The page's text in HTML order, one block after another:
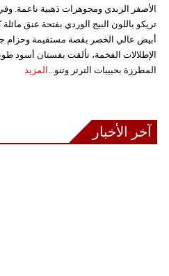
الأصفر الزبدي ومجوهرات ذهبية ناعمة.
تريكو باللون البيج الوردي بفتحة عنق
أبيض عالي الخصر بقصة مستقيمة وحزام
الإطلالات الفخمة، تألقت بفستان أسود
المطرزة بحبيبات الترتر وتنو... المزيد
آخر الأخبار